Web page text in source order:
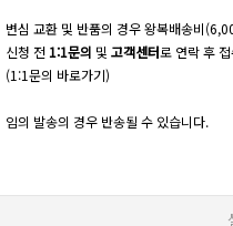
변심 교환 및 반품의 경우 왕복배송비
신청 전 1:1문의 및 고객센터로 연락 후
(1:1문의 바로가기)
임의 발송의 경우 반송될 수 있습니다.